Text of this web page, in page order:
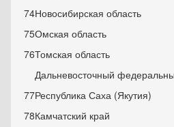
74Новосибирская область
75Омская область
76Томская область
Дальневосточный
77Республика Саха (Якутия)
78Камчатский край